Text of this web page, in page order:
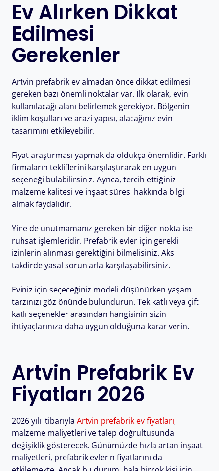
Ev Alırken Dikkat
Edilmesi
Gerekenler
Artvin prefabrik ev almadan önce dikkat edilmesi
gereken bazı önemli noktalar var. İlk olarak, evin
kullanılacağı alanı belirlemek gerekiyor. Bölgenin
iklim koşulları ve arazi yapısı, alacağınız evin
tasarımını etkileyebilir.
Fiyat araştırması yapmak da oldukça önemlidir. Farklı
firmaların tekliflerini karşılaştırarak en uygun
seçeneği bulabilirsiniz. Ayrıca, tercih ettiğiniz
malzeme kalitesi ve inşaat süresi hakkında bilgi
almak faydalıdır.
Yine de unutmamanız gereken bir diğer nokta ise
ruhsat işlemleridir. Prefabrik evler için gerekli
izinlerin alınması gerektiğini bilmelisiniz. Aksi
takdirde yasal sorunlarla karşılaşabilirsiniz.
Eviniz için seçeceğiniz modeli düşünürken yaşam
tarzınızı göz önünde bulundurun. Tek katlı veya çift
katlı seçenekler arasından hangisinin sizin
ihtiyaçlarınıza daha uygun olduğuna karar verin.
Artvin Prefabrik Ev
Fiyatları 2026
2026 yılı itibarıyla Artvin prefabrik ev fiyatları,
malzeme maliyetleri ve talep doğrultusunda
değişiklik gösterecek. Günümüzde hızla artan inşaat
maliyetleri, prefabrik evlerin fiyatlarını da